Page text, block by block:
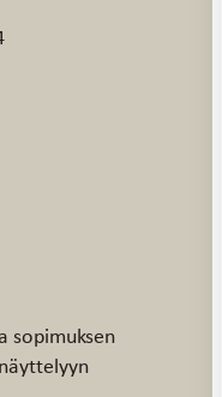
sopimuksen